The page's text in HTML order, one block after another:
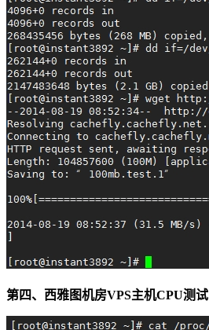
第四、西雅图机房VPS主机CPU测试